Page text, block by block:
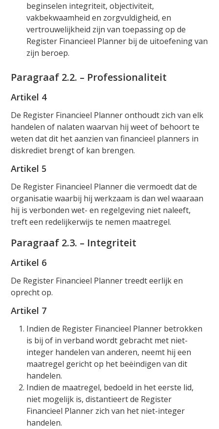
beginselen integriteit, objectiviteit,
vakbekwaamheid en zorgvuldigheid, en
vertrouwelijkheid zijn van toepassing op de
Register Financieel Planner bij de uitoefening van
zijn beroep.
Paragraaf 2.2. – Professionaliteit
Artikel 4
De Register Financieel Planner onthoudt zich van elk
handelen of nalaten waarvan hij weet of behoort te
weten dat dit het aanzien van financieel planners in
diskrediet brengt of kan brengen.
Artikel 5
De Register Financieel Planner die vermoedt dat de
organisatie waarbij hij werkzaam is dan wel waaraan
hij is verbonden wet- en regelgeving niet naleeft,
treft een redelijkerwijs te nemen maatregel.
Paragraaf 2.3. – Integriteit
Artikel 6
De Register Financieel Planner treedt eerlijk en
oprecht op.
Artikel 7
Indien de Register Financieel Planner betrokken
is bij of in verband wordt gebracht met niet-
integer handelen van anderen, neemt hij een
maatregel gericht op het beëindigen van dit
handelen.
Indien de maatregel, bedoeld in het eerste lid,
niet mogelijk is, distantieert de Register
Financieel Planner zich van het niet-integer
handelen.